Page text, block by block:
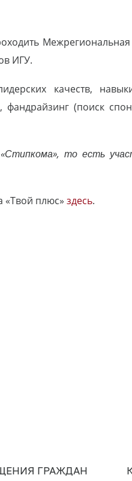
ИГУ.
качеств,
(поиск
то есть
«Твой плюс»здесь.
ГРАЖДАН